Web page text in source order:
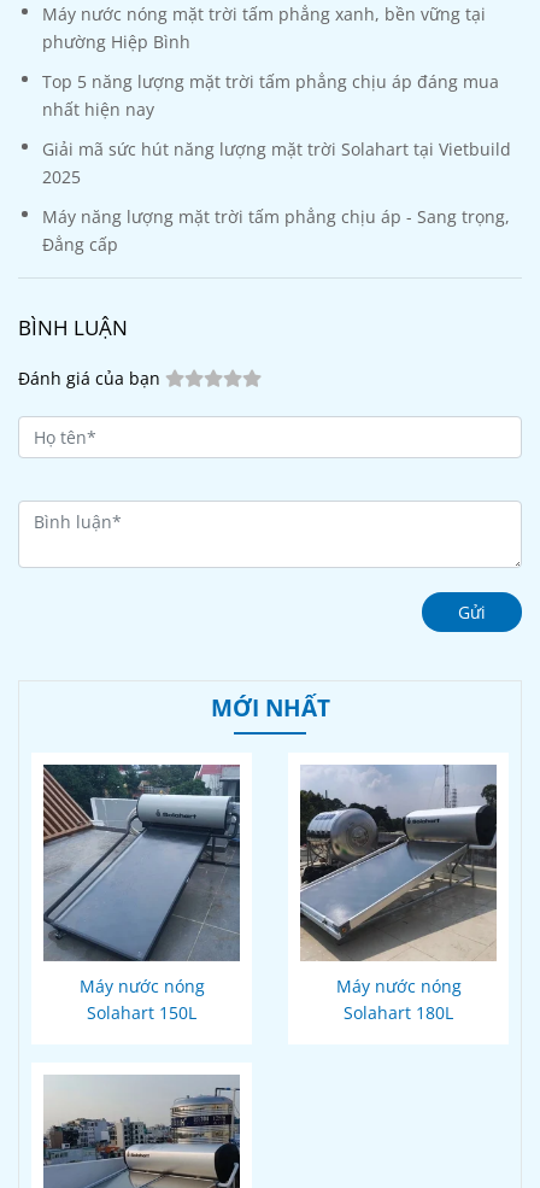
Máy nước nóng mặt trời tấm phẳng xanh, bền vững tại
phường Hiệp Bình
Top 5 năng lượng mặt trời tấm phẳng chịu áp đáng mua
nhất hiện nay
Giải mã sức hút năng lượng mặt trời Solahart tại Vietbuild
2025
Máy năng lượng mặt trời tấm phẳng chịu áp - Sang trọng,
Đẳng cấp
BÌNH LUẬN
Đánh giá của bạn
Gửi
MỚI NHẤT
Máy nước nóng
Solahart 150L
Máy nước nóng
Solahart 180L